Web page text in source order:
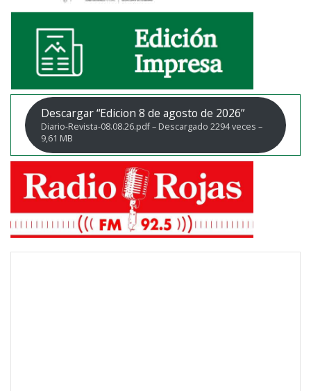
Descargar “Edicion 8 de agosto de 2026”
Diario-Revista-08.08.26.pdf – Descargado 2294 veces –
9,61 MB